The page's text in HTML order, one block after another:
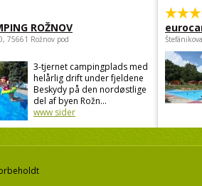
ROŽNOV
75661 Rožnov pod
3-tjernet campingplads med
helårlig drift under fjeldene
Beskydy på den nordøstlige
del af byen Rožn...
www sider